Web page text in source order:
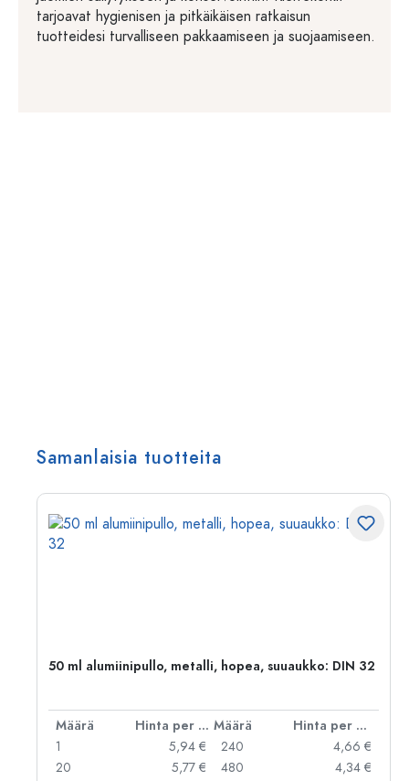
tarjoavat hygienisen ja pitkäikäisen ratkaisun
tuotteidesi turvalliseen pakkaamiseen ja suojaamiseen.
Samanlaisia tuotteita
50 ml alumiinipullo, metalli, hopea, suuaukko: DIN 32
Määrä Hinta per kpl Määrä
Hinta per kpl
1
5,94 €
20
5,77 €
240
4,66 €
480
4,34 €